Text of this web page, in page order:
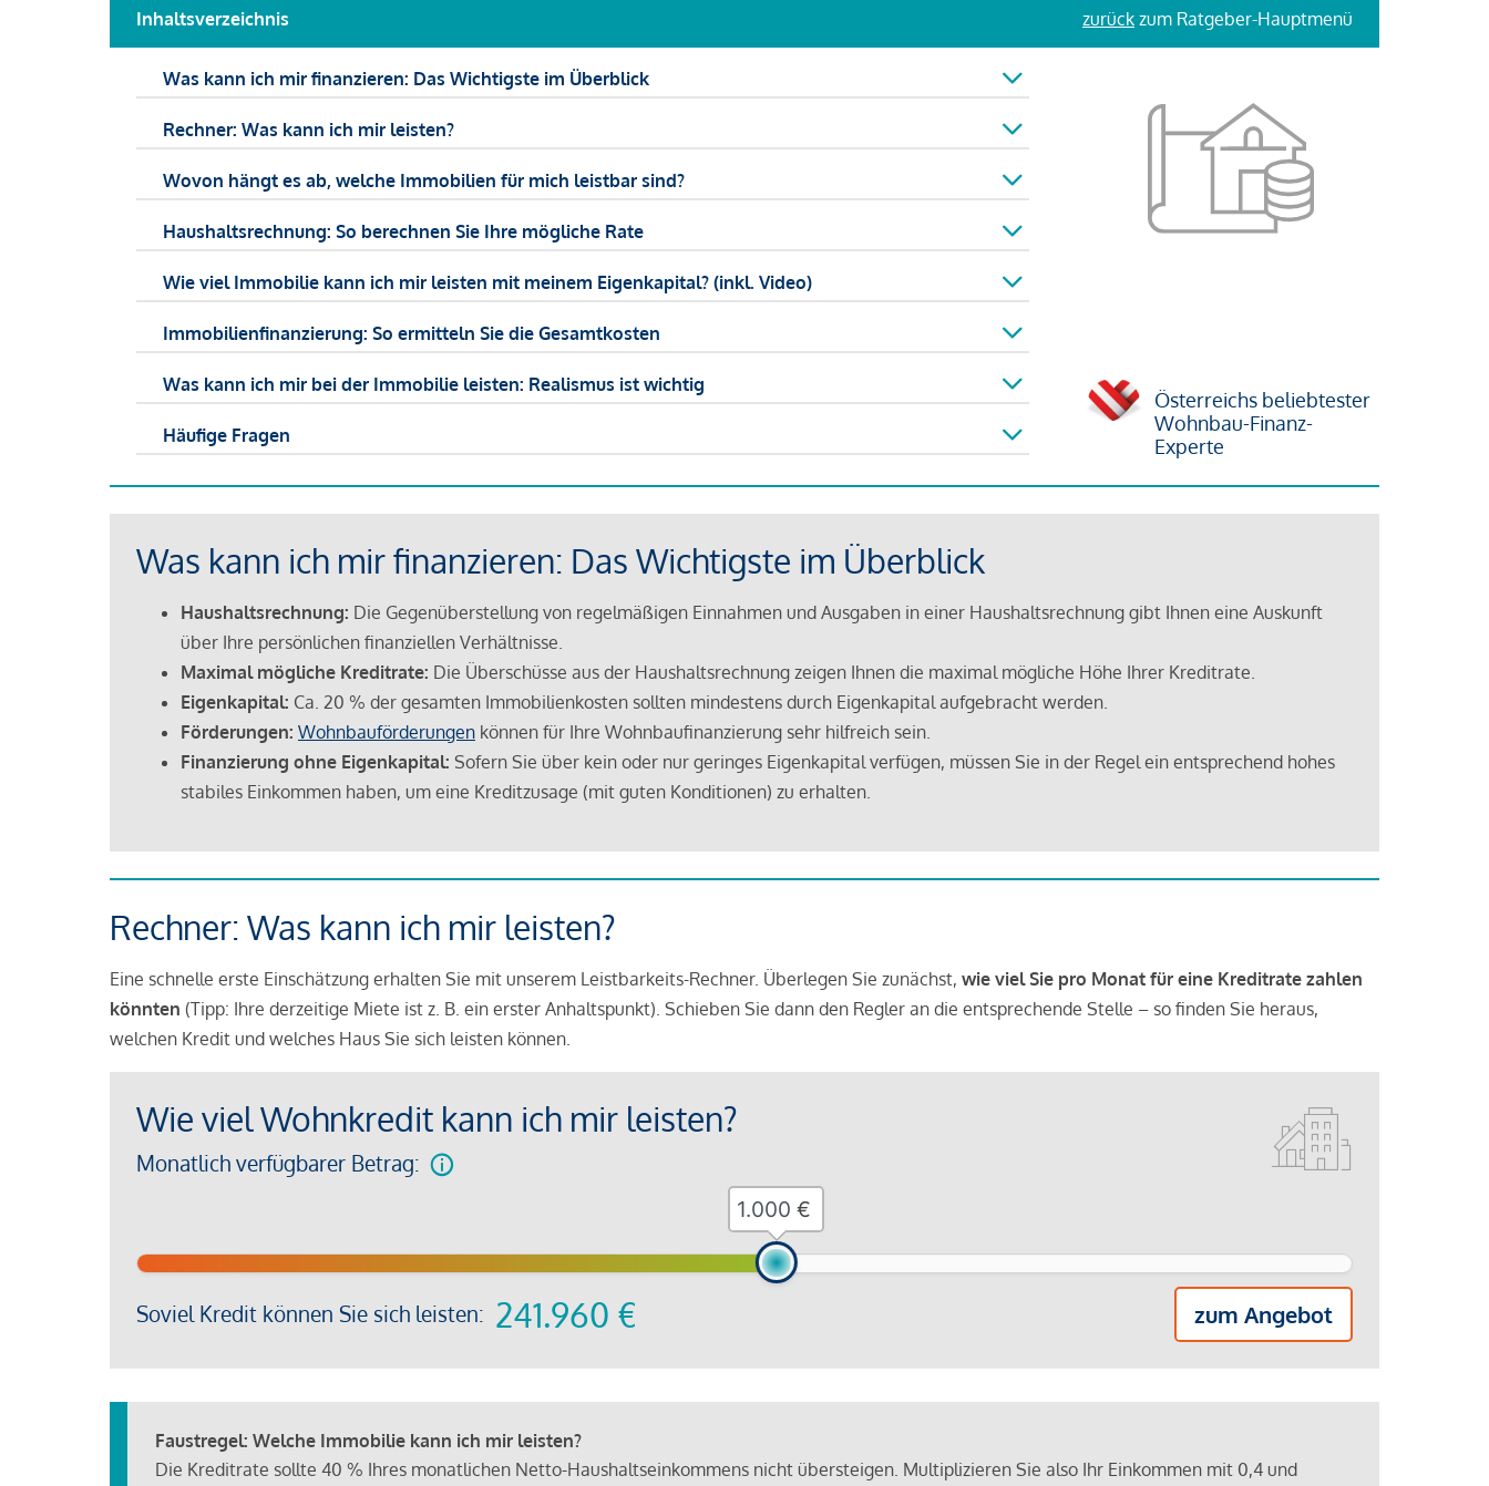
Inhaltsverzeichnis zurück zum Ratgeber-Hauptmenü
Was kann ich mir finanzieren: Das Wichtigste im Überblick
Rechner: Was kann ich mir leisten?
Wovon hängt es ab, welche Immobilien für mich leistbar sind?
Haushaltsrechnung: So berechnen Sie Ihre mögliche Rate
Wie viel Immobilie kann ich mir leisten mit meinem Eigenkapital? (inkl. Video)
Immobilienfinanzierung: So ermitteln Sie die Gesamtkosten
Was kann ich mir bei der Immobilie leisten: Realismus ist wichtig
Häufige Fragen
Österreichs beliebtester
Wohnbau-Finanz-
Experte
Was kann ich mir finanzieren: Das Wichtigste im Überblick
Haushaltsrechnung: Die Gegenüberstellung von regelmäßigen Einnahmen und Ausgaben in einer Haushaltsrechnung gibt Ihnen eine Auskunft
über Ihre persönlichen finanziellen Verhältnisse.
Maximal mögliche Kreditrate: Die Überschüsse aus der Haushaltsrechnung zeigen Ihnen die maximal mögliche Höhe Ihrer Kreditrate.
Eigenkapital: Ca. 20 % der gesamten Immobilienkosten sollten mindestens durch Eigenkapital aufgebracht werden.
Förderungen: Wohnbauförderungen können für Ihre Wohnbaufinanzierung sehr hilfreich sein.
Finanzierung ohne Eigenkapital: Sofern Sie über kein oder nur geringes Eigenkapital verfügen, müssen Sie in der Regel ein entsprechend hohes
stabiles Einkommen haben, um eine Kreditzusage (mit guten Konditionen) zu erhalten.
Rechner: Was kann ich mir leisten?
Eine schnelle erste Einschätzung erhalten Sie mit unserem Leistbarkeits-Rechner. Überlegen Sie zunächst, wie viel Sie pro Monat für eine Kreditrate zahlen
könnten (Tipp: Ihre derzeitige Miete ist z. B. ein erster Anhaltspunkt). Schieben Sie dann den Regler an die entsprechende Stelle – so finden Sie heraus,
welchen Kredit und welches Haus Sie sich leisten können.
Wie viel Wohnkredit kann ich mir leisten?
Monatlich verfügbarer Betrag:
Soviel Kredit können Sie sich leisten: 241.960 € zum Angebot
€
Faustregel: Welche Immobilie kann ich mir leisten?
Die Kreditrate sollte 40 % Ihres monatlichen Netto-Haushaltseinkommens nicht übersteigen. Multiplizieren Sie also Ihr Einkommen mit 0,4 und